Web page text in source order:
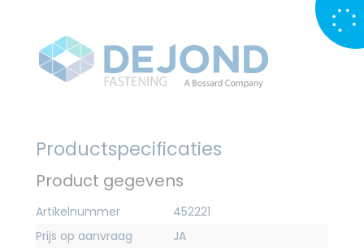
Productspecificaties
Product gegevens
Artikelnummer
452221
Prijs op aanvraag
JA